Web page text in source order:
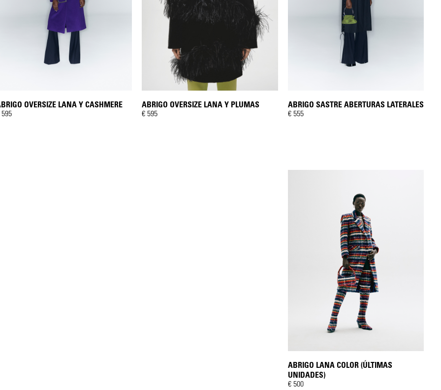
OVERSIZE LANA Y CASHMERE
595
ABRIGO OVERSIZE LANA Y PLUMAS
€ 595
ABRIGO SASTRE ABERTURAS LATERALES
€ 555
ABRIGO LANA COLOR (ÚLTIMAS
UNIDADES)
€ 500